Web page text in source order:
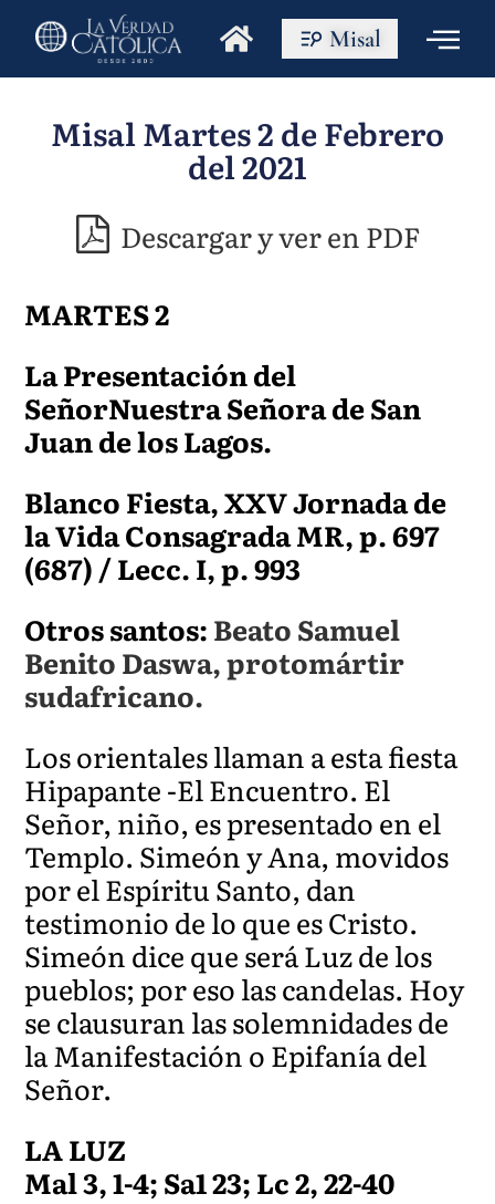
Misal
Misal Martes 2 de Febrero
del 2021
Descargar y ver en PDF
MARTES 2
La Presentación del
SeñorNuestra Señora de San
Juan de los Lagos.
Blanco Fiesta, XXV Jornada de
la Vida Consagrada MR, p. 697
(687) / Lecc. I, p. 993
Otros santos:Beato Samuel
Benito Daswa, protomártir
sudafricano.
Los orientales llaman a esta fiesta
Hipapante -El Encuentro. El
Señor, niño, es presentado en el
Templo. Simeón y Ana, movidos
por el Espíritu Santo, dan
testimonio de lo que es Cristo.
Simeón dice que será Luz de los
pueblos; por eso las candelas. Hoy
se clausuran las solemnidades de
la Manifestación o Epifanía del
Señor.
LA LUZ
Mal 3, 1-4; Sa1 23; Lc 2, 22-40